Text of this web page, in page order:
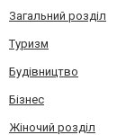
Загальний розділ
Туризм
Будівництво
Бізнес
Жіночий розділ